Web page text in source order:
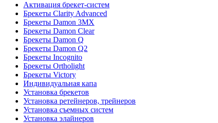
Активация брекет-систем
Брекеты Clarity Advanced
Брекеты Damon 3MX
Брекеты Damon Clear
Брекеты Damon Q
Брекеты Damon Q2
Брекеты Incognito
Брекеты Ortholight
Брекеты Victory
Индивидуальная капа
Установка брекетов
Установка ретейнеров, трейнеров
Установка съемных систем
Установка элайнеров